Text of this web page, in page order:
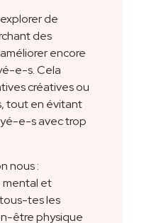
de
des
encore
e-s. Cela
créatives ou
tout en évitant
e-s avec trop
nous :
et
tes les
être physique